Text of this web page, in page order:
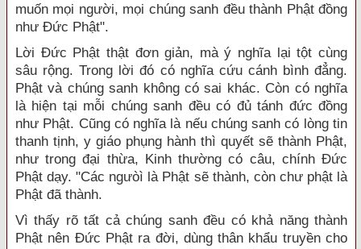
muốn mọi người, mọi chúng sanh đều thành Phật đồng
như Đức Phật".
Lời Đức Phật thật đơn giản, mà ý nghĩa lại tột cùng
sâu rộng. Trong lời đó có nghĩa cứu cánh bình đẳng.
Phật và chúng sanh không có sai khác. Còn có nghĩa
là hiện tại mỗi chúng sanh đều có đủ tánh đức đồng
như Phật. Cũng có nghĩa là nếu chúng sanh có lòng tin
thanh tịnh, y giáo phụng hành thì quyết sẽ thành Phật,
như trong đại thừa, Kinh thường có câu, chính Đức
Phật dạy. "Các ngưòì là Phật sẽ thành, còn chư phật là
Phật đã thành.
Vì thấy rõ tất cả chúng sanh đều có khả năng thành
Phật nên Đức Phật ra đời, dùng thân khẩu truyền cho